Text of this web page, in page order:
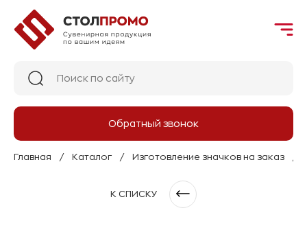
Обратный звонок
Главная Каталог Изготовление значков на заказ
К СПИСКУ